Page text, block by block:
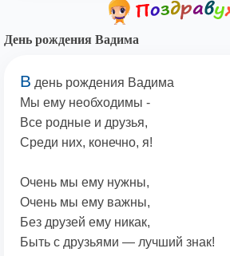
День рождения Вадима
В день рождения Вадима
Мы ему необходимы -
Все родные и друзья,
Среди них, конечно, я!
Очень мы ему нужны,
Очень мы ему важны,
Без друзей ему никак,
Быть с друзьями — лучший знак!